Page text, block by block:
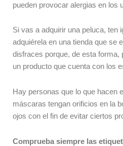
pueden provocar alergias en los
Si vas a adquirir una peluca, ten
adquiérela en una tienda que se
disfraces porque, de esta forma,
un producto que cuenta con los
Hay personas que lo que hacen
máscaras tengan orificios en la
ojos con el fin de evitar ciertos
Comprueba siempre las